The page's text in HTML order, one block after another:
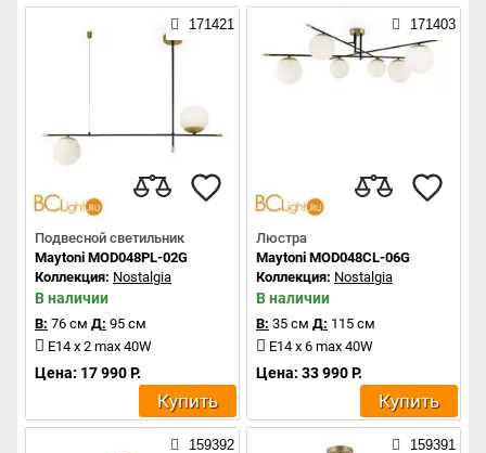
171421
Подвесной светильник
Maytoni MOD048PL-02G
Коллекция: Nostalgia
В наличии
В: 76 см Д: 95 см
E14 x 2 max 40W
Цена: 17 990 Р.
Купить
171403
Люстра
Maytoni MOD048CL-06G
Коллекция: Nostalgia
В наличии
В: 35 см Д: 115 см
E14 x 6 max 40W
Цена: 33 990 Р.
Купить
159392 159391